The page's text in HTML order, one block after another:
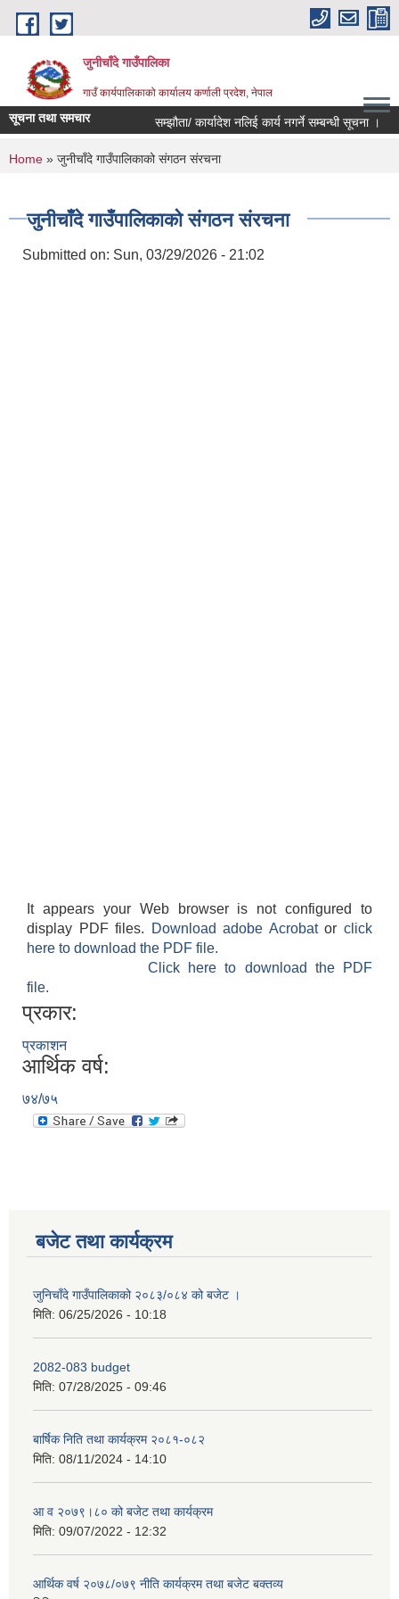
Skip to main content
जुनीचाँदे गाउँपालिका
गाउँ कार्यपालिकाको कार्यालय कर्णाली प्रदेश, नेपाल
सूचना तथा समचार सम्झौता/ कार्यादेश नलिई कार्य नगर्ने सम्बन्धी सूचना ।
You are here
Home » जुनीचाँदे गाउँपालिकाको संगठन संरचना
जुनीचाँदे गाउँपालिकाको संगठन संरचना
Submitted on: Sun, 03/29/2026 - 21:02
It appears your Web browser is not configured to
display PDF files.
Download adobe Acrobatorclick
here to download the PDF file.
Click here to download the PDF
file.
प्रकार:
प्रकाशन
आर्थिक वर्ष:
७४/७५
बजेट तथा कार्यक्रम
जुनिचाँदे गाउँपालिकाको २०८३/०८४ को बजेट ।
मिति: 06/25/2026 - 10:18
2082-083 budget
मिति: 07/28/2025 - 09:46
बार्षिक निति तथा कार्यक्रम २०८१-०८२
मिति: 08/11/2024 - 14:10
आ व २०७९।८० को बजेट तथा कार्यक्रम
मिति: 09/07/2022 - 12:32
आर्थिक वर्ष २०७८/०७९ नीति कार्यक्रम तथा बजेट बक्तव्य